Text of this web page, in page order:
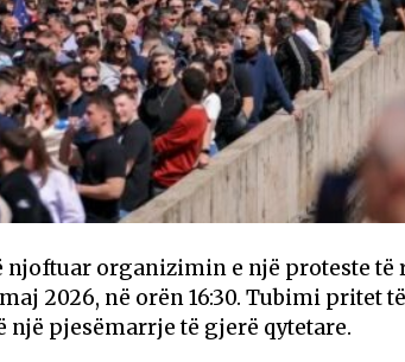
njoftuar organizimin e një proteste të
2026, në orën 16:30. Tubimi pritet
një pjesëmarrje të gjerë qytetare.